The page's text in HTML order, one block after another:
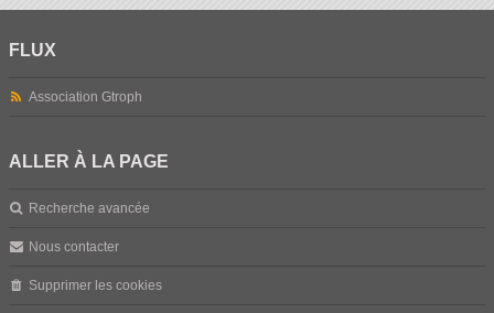
FLUX
Association Gtroph
ALLER À LA PAGE
Recherche avancée
Nous contacter
Supprimer les cookies